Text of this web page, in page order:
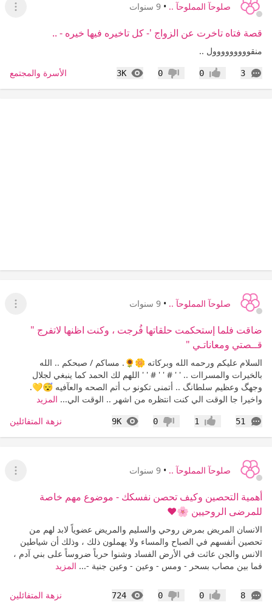
صلوحآ المملوحآ .. • 9 سنوات
عرض
قصة فتاه تاخرت عن الزواج '- كل تاخيره فيها خيره - ..
منقووووووووول ..
3
التعليقات إعجاب0 عدم إعجاب
0
3K
المشاهدات الأسرة والمجتمع
صلوحآ المملوحآ .. • 9 سنوات
عرض
ضاقت فلما إستحكمت حلقاتها فُرجت ، وكنت اظنها لاتفرج "
قــصتي ومعاناتـي "
السلام عليكم ورحمه الله وبركاته 🌼🌻. مساكم / صبحكم .. الله
بالخيرات والمسراات .. ' ' # ' ' # ' ' اللهم لك الحمد كما ينبغي لجلال
وجهگ وعظيم سلطانگ .. أتمنى تكونو ب أتم الصحه والعآفيه 😴💛.
واخيرا جا الوقت الي كنت انتظره من اشهر .. الوقت الي... المزيد
51
التعليقات إعجاب1 عدم إعجاب
0
9K
المشاهدات نزهة المتفائلين
صلوحآ المملوحآ .. • 9 سنوات
عرض
أهمية التحصين وكيف تحصن نفسكك - موضوع مهم خاصة
للمرضى الروحيين 🌸❤
الانسان المريض بمرض روحي والسليم والمريض عضوياً لابد لهم من
تحصين أنفسهم في الصباح والمساء ولا يهملون ذلك ، وذلك أن شياطين
الانس والجن عاثت في الأرض الفساد وشنوا حرباً ضروساً على بني آدم ،
فما بين مصاب بسحر - ومس - وعين - وعين جنية -... المزيد
8
التعليقات 0
0
724
المشاهدات نزهة المتفائلين